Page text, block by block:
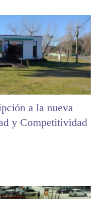
a la nueva
y Competitividad